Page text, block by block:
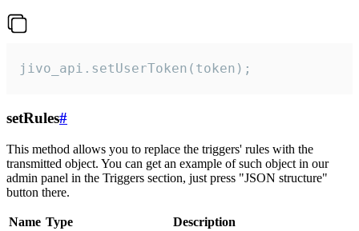
jivo_api.setUserToken(token);
setRules#
This method allows you to replace the triggers' rules with the
transmitted object. You can get an example of such object in our
admin panel in the Triggers section, just press "JSON structure"
button there.
Name Type
Description